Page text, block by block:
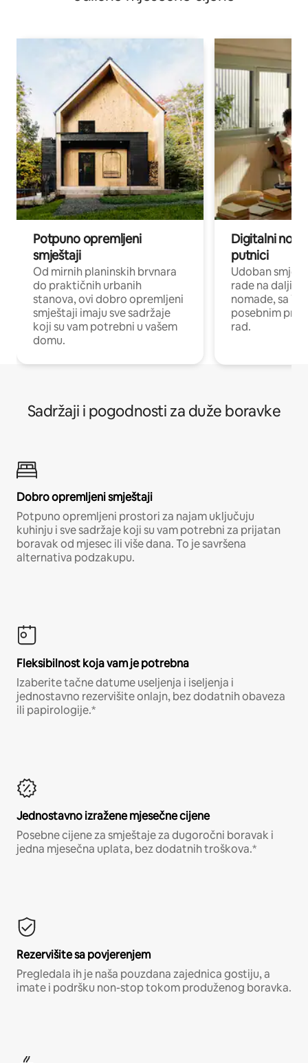
Potpuno opremljeni
smještaji
Od mirnih planinskih brvnara
do praktičnih urbanih
stanova, ovi dobro opremljeni
smještaji imaju sve sadržaje
koji su vam potrebni u vašem
domu.
Digitalni
putnici
Udoban
rade na
nomade, sa
posebnim
rad.
Sadržaji i pogodnosti za duže boravke
Dobro opremljeni smještaji
Potpuno opremljeni prostori za najam uključuju
kuhinju i sve sadržaje koji su vam potrebni za prijatan
boravak od mjesec ili više dana. To je savršena
alternativa podzakupu.
Fleksibilnost koja vam je potrebna
Izaberite tačne datume useljenja i iseljenja i
jednostavno rezervišite onlajn, bez dodatnih obaveza
ili papirologije.*
Jednostavno izražene mjesečne cijene
Posebne cijene za smještaje za dugoročni boravak i
jedna mjesečna uplata, bez dodatnih troškova.*
Rezervišite sa povjerenjem
Pregledala ih je naša pouzdana zajednica gostiju, a
imate i podršku non-stop tokom produženog boravka.